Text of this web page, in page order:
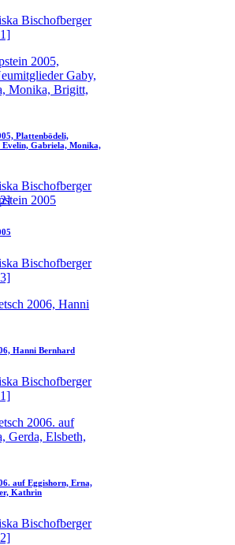
Bischofberger
Plattenbödeli,
Evelin, Gabriela, Monika,
Bischofberger
Bischofberger
Hanni Bernhard
Bischofberger
auf Eggishorn, Erna,
Kathrin
Bischofberger